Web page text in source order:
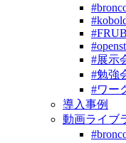
#展示
#勉強
#ワー
導入事例
動画ライブ